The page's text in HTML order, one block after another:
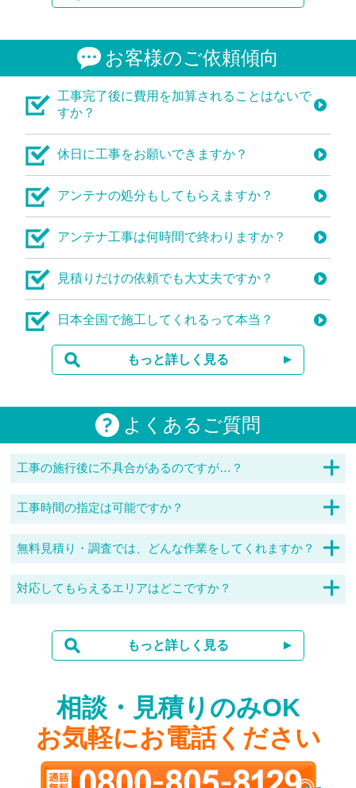
お客様のご依頼傾向
工事完了後に費用を加算されることはないで
すか？
休日に工事をお願いできますか？
アンテナの処分もしてもらえますか？
アンテナ工事は何時間で終わりますか？
見積りだけの依頼でも大丈夫ですか？
日本全国で施工してくれるって本当？
もっと詳しく見る
よくあるご質問
工事の施行後に不具合があるのですが…？
店にご連絡ください。場合によっては、再度施工料金が発生し
工事時間の指定は可能ですか？
願いさせていただく場合もありますが、日時指定が必要な場合
無料見積り・調査では、どんな作業をしてくれますか？
た見積りを提示いたします。見積りのみも可能で、工事の施工
対応してもらえるエリアはどこですか？
けられる装置もありますので事前にご相談くだされば対応しま
もっと詳しく見る
相談・見積りのみOK
お気軽にお電話ください